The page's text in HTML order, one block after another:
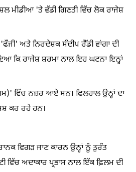
ਮੀਡੀਆ 'ਤੇ ਵੱਡੀ ਗਿਣਤੀ ਵਿੱਚ ਲੋਕ ਰਾਜੇਸ਼
ਅਤੇ ਨਿਰਦੇਸ਼ਕ ਸੰਦੀਪ ਰੈੱਡੀ ਵਾਂਗਾ ਦੀ
ਕਿ ਰਾਜੇਸ਼ ਸ਼ਰਮਾ ਨਾਲ ਇਹ ਘਟਨਾ ਇਨ੍ਹਾਂ
ਵਿੱਚ ਨਜ਼ਰ ਆਏ ਸਨ। ਫਿਲਹਾਲ ਉਨ੍ਹਾਂ ਦਾ
ਕਰ ਰਹੇ ਹਨ।
ਵਿਗੜ ਜਾਣ ਕਾਰਨ ਉਨ੍ਹਾਂ ਨੂੰ ਤੁਰੰਤ
ਵਿੱਚ ਅਦਾਕਾਰ ਪ੍ਰਭਾਸ ਨਾਲ ਇੱਕ ਫ਼ਿਲਮ ਦੀ